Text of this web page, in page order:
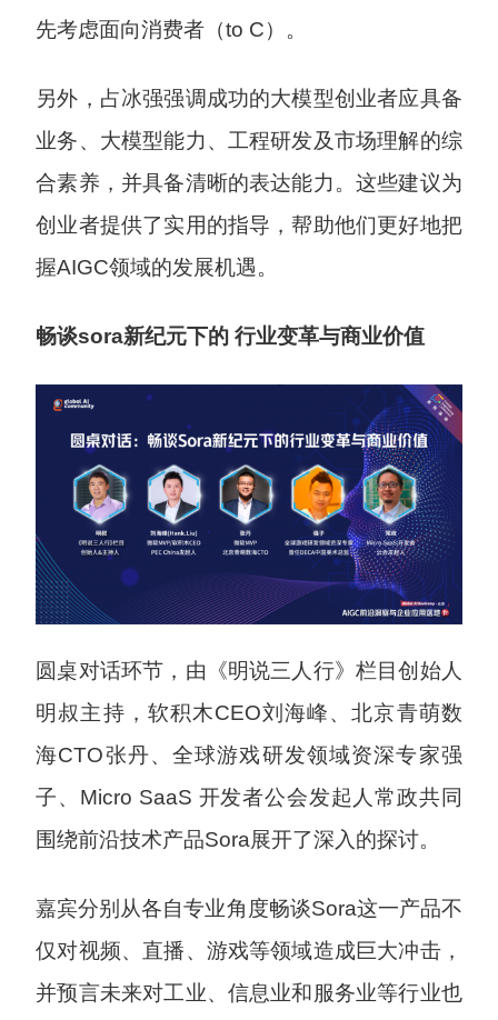
先考虑面向消费者（to C）。
另外，占冰强强调成功的大模型创业者应具备
业务、大模型能力、工程研发及市场理解的综
合素养，并具备清晰的表达能力。这些建议为
创业者提供了实用的指导，帮助他们更好地把
握AIGC领域的发展机遇。
畅谈sora新纪元下的 行业变革与商业价值
圆桌对话环节，由《明说三人行》栏目创始人
明叔主持，软积木CEO刘海峰、北京青萌数
海CTO张丹、全球游戏研发领域资深专家强
子、Micro SaaS 开发者公会发起人常政共同
围绕前沿技术产品Sora展开了深入的探讨。
嘉宾分别从各自专业角度畅谈Sora这一产品不
仅对视频、直播、游戏等领域造成巨大冲击，
并预言未来对工业、信息业和服务业等行业也